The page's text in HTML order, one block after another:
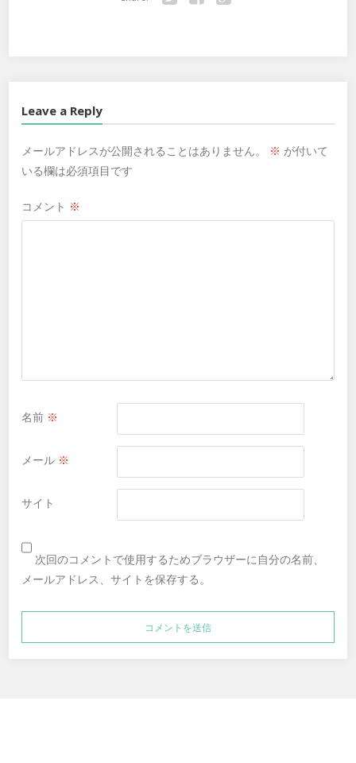
Leave a Reply
メールアドレスが公開されることはありません。 ※ が付いて
いる欄は必須項目です
コメント ※
名前 ※
メール ※
サイト
次回のコメントで使用するためブラウザーに自分の名前、
メールアドレス、サイトを保存する。